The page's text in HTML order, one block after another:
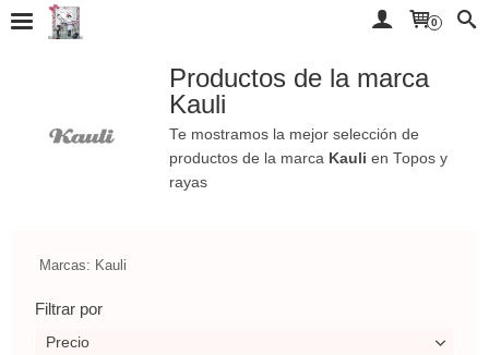
0
Productos de la marca
Kauli
Te mostramos la mejor selección de
productos de la marca Kauli en Topos y
rayas
Marcas: Kauli
Filtrar por
Precio